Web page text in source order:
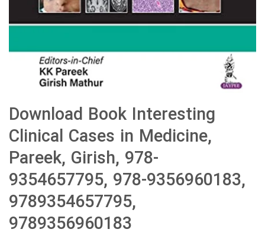
Download Book Interesting
Clinical Cases in Medicine,
Pareek, Girish, 978-
9354657795, 978-9356960183,
9789354657795,
9789356960183